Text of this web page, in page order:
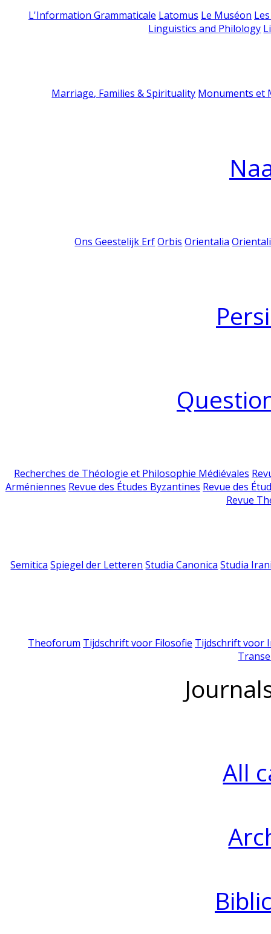
L'Information Grammaticale Latomus Le Muséon
Linguistics and Philology
Marriage, Families & Spirituality Monuments et
Ons Geestelijk Erf Orbis Orientalia
Recherches de Théologie et Philosophie Médiévales
Arméniennes Revue des Études Byzantines Revue des
Revue
Semitica Spiegel der Letteren Studia Canonica Studia
Theoforum Tijdschrift voor Filosofie Tijdschrift voor
All